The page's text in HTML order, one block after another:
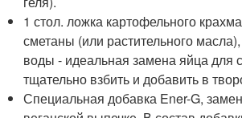
1 стол. ложка картофельного
сметаны (или растительного
воды - идеальная замена яйца для
тщательно взбить и добавить в
Специальная добавка Ener-G,